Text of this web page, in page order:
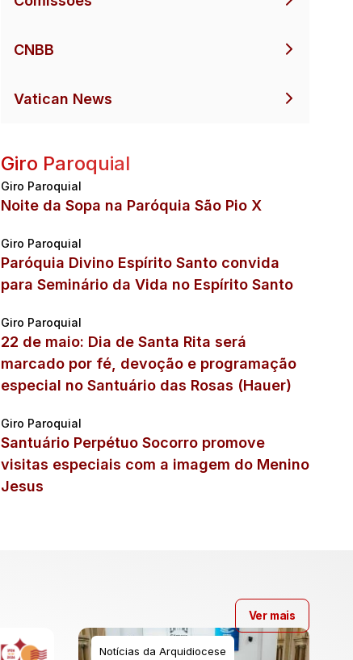
CNBB
Vatican News
Giro Paroquial
Giro Paroquial
Noite da Sopa na Paróquia São Pio X
Giro Paroquial
Paróquia Divino Espírito Santo convida
para Seminário da Vida no Espírito Santo
Giro Paroquial
22 de maio: Dia de Santa Rita será
marcado por fé, devoção e programação
especial no Santuário das Rosas (Hauer)
Giro Paroquial
Santuário Perpétuo Socorro promove
visitas especiais com a imagem do Menino
Jesus
Notícias da Arquidiocese
Ver mais